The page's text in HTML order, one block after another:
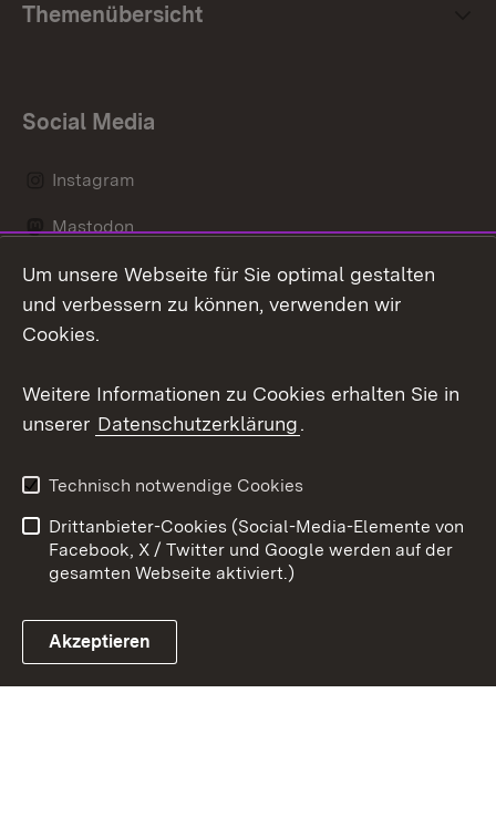
Themenübersicht
Social Media
Instagram
Mastodon
Messenger
Link zum Landesportal
Kontakt
Impressum
Cookies
Um unsere Webseite für Sie optimal gestalten
und verbessern zu können, verwenden wir
Cookies.
Weitere Informationen zu Cookies erhalten Sie in
unserer Datenschutzerklärung.
Technisch notwendige Cookies
Drittanbieter-Cookies (Social-Media-Elemente von
Facebook, X / Twitter und Google werden auf der
gesamten Webseite aktiviert.)
Akzeptieren